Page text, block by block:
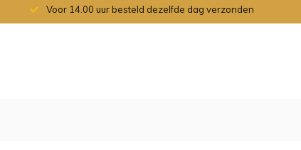
Voor 14.00 uur besteld dezelfde dag verzonden